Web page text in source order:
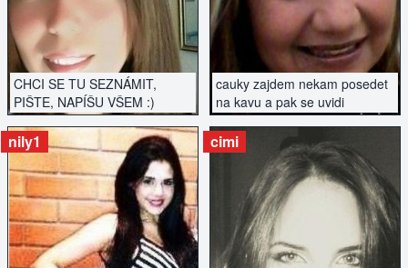
CHCI SE TU SEZNÁMIT,
PIŠTE, NAPÍŠU VŠEM :)
cauky zajdem nekam posedet
na kavu a pak se uvidi
nily1
ZOBRAZIT INZERÁT
cimi
ZOBRAZIT INZERÁT